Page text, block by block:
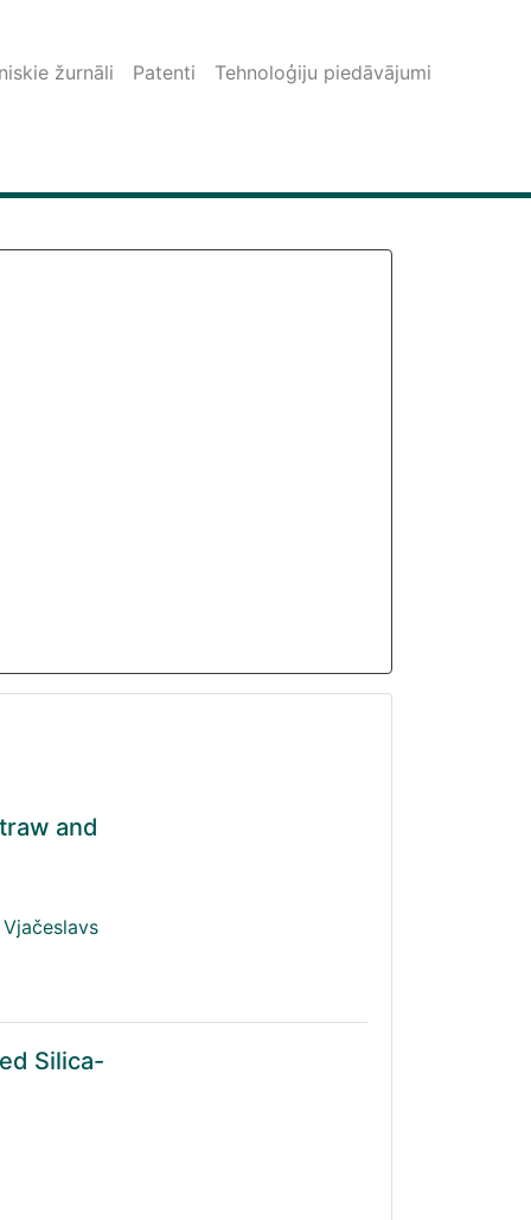
žurnāli Patenti
Tehnoloģiju piedāvājumi
and
Vjačeslavs
Silica-